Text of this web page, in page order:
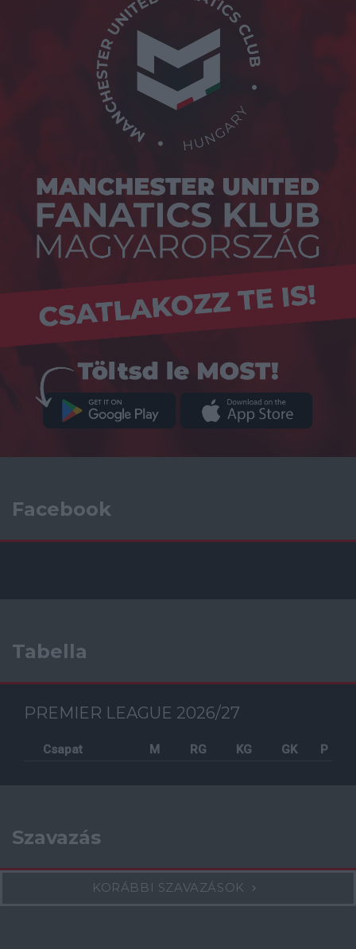
Facebook
Tabella
PREMIER LEAGUE 2026/27
Csapat M RG KG GK P
Szavazás
KORÁBBI SZAVAZÁSOK